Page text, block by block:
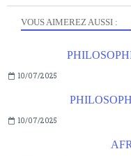
VOUS AIMEREZ AUSSI :
10/07/2025
10/07/2025